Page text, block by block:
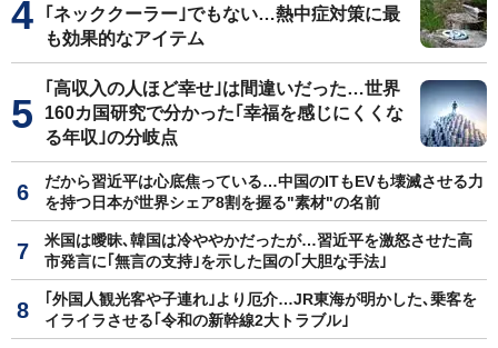
｢ネッククーラー｣でもない…熱中症対策に最
も効果的なアイテム
｢高収入の人ほど幸せ｣は間違いだった…世界
160カ国研究で分かった｢幸福を感じにくくな
る年収｣の分岐点
だから習近平は心底焦っている…中国のITもEVも壊滅させる力
を持つ日本が世界シェア8割を握る"素材"の名前
米国は曖昧､韓国は冷ややかだったが…習近平を激怒させた高
市発言に｢無言の支持｣を示した国の｢大胆な手法｣
｢外国人観光客や子連れ｣より厄介…JR東海が明かした､乗客を
イライラさせる｢令和の新幹線2大トラブル｣